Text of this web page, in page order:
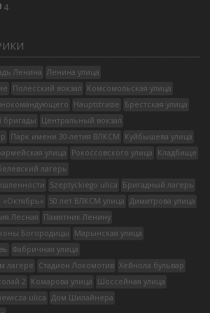
4
Ленина
Ленина улица
Полесский вокзал
Комсомольская улица
Hauptstrasse
Брестская улица
бригады
Центральный вокзал
Парк имени 30-летия ВЛКСМ
Куйбышева улица
улица Рокоссовского улица
Кладбище
лагерь
Szeptyckiego ulica
Бригадный лагерь
«Октябрь» 50 лет ВЛКСМ улица
Димитрова улица
Лесная
Памятник Ленину
Богородицы
Марынская улица
Фабричная улица
лагере
Стадион Локомотив Хейнола бульвар
2 Комарова улица
Шоссейная улица
ulica
Дом Шилайнера